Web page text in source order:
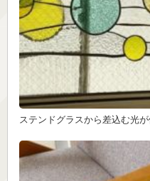
ステンドグラスから差込む光が